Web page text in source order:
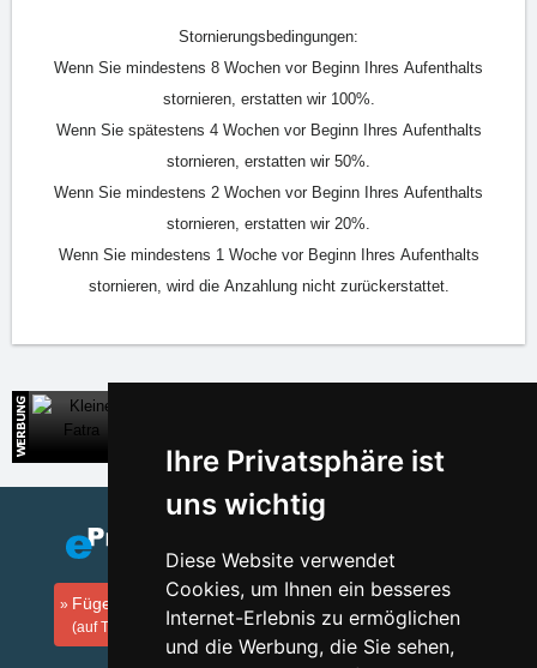
Ihre Privatsphäre ist
uns wichtig
Diese Website verwendet
Cookies, um Ihnen ein besseres
Internet-Erlebnis zu ermöglichen
und die Werbung, die Sie sehen,
Stornierungsbedingungen:
Wenn Sie mindestens 8 Wochen vor Beginn Ihres Aufenthalts
stornieren, erstatten wir 100%.
Wenn Sie spätestens 4 Wochen vor Beginn Ihres Aufenthalts
stornieren, erstatten wir 50%.
Wenn Sie mindestens 2 Wochen vor Beginn Ihres Aufenthalts
stornieren, erstatten wir 20%.
Wenn Sie mindestens 1 Woche vor Beginn Ihres Aufenthalts
stornieren, wird die Anzahlung nicht zurückerstattet.
Fügen Sie Ihre Unterkunft hinzu
(auf Tschechisch)